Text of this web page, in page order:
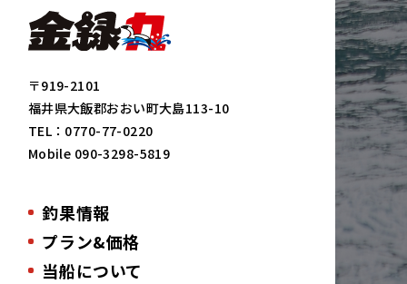
〒919-2101
福井県大飯郡おおい町大島113-10
TEL： 0770-77-0220
Mobile 090-3298-5819
釣果情報
プラン&価格
当船について